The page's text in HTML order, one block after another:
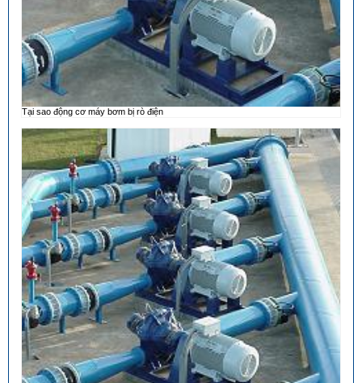
Tại sao động cơ máy bơm bị rò điện